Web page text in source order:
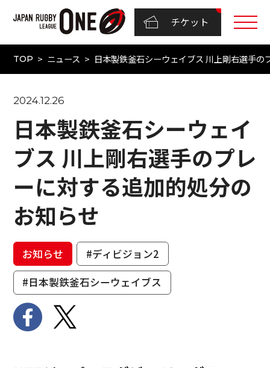
チケット
TOP ニュース 日本製鉄釜石シーウェイブス 川上剛右選手
2024.12.26
日本製鉄釜石シーウェイ
ブス 川上剛右選手のプレ
ーに対する追加的処分の
お知らせ
お知らせ
#ディビジョン2
#日本製鉄釜石シーウェイブス